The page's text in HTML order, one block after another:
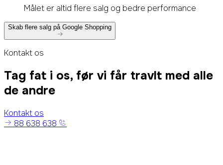
Målet er altid flere salg og bedre performance
Skab flere salg på Google Shopping
Kontakt os
Tag fat i os, før vi får travlt med alle
de andre
Kontakt os
88 638 638